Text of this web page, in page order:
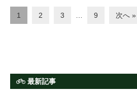
1 2 3 9 次へ »
最新記事